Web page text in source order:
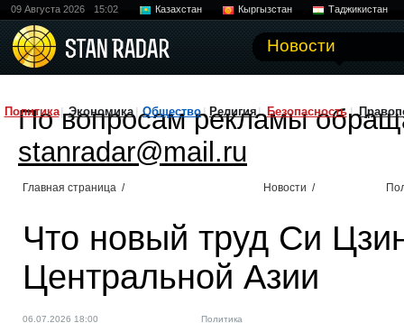
09 Августа 2026 15:02 Казахстан Кыргызстан Таджикистан
Новости
Политика Экономика Общество Религия Безопасность
По вопросам рекламы
stanradar@mail.ru
Главная страница / Новости /
Что новый труд Си
Центральной Азии
06.07.2026 18:00 Политика